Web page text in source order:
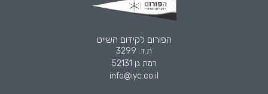
הפורום לקידום השייט
ת.ד. 3299
רמת גן 52131
info@iyc.co.il